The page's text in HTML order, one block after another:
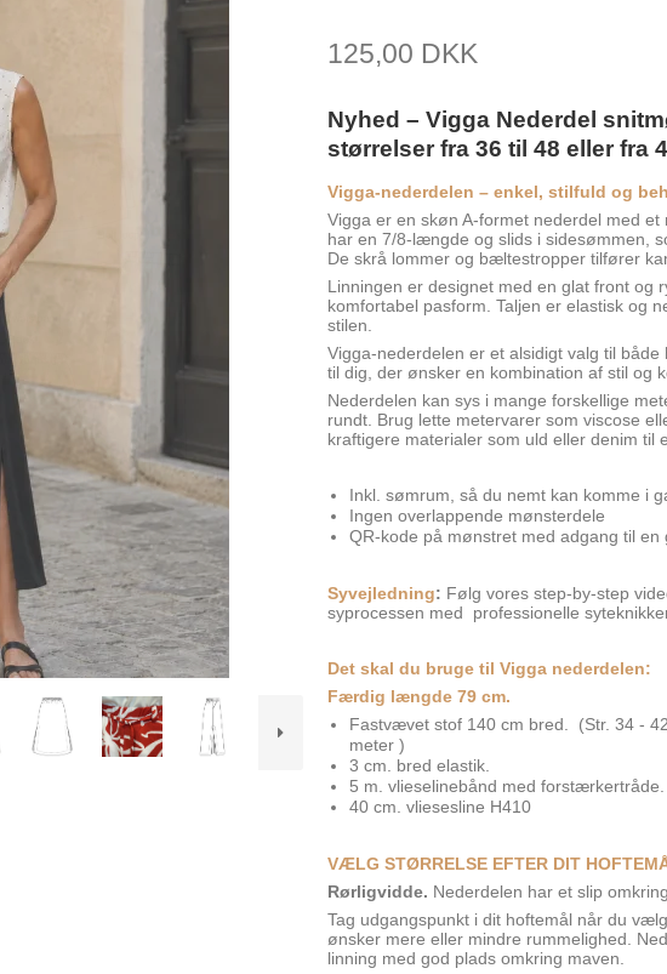
125,00 DKK
Nyhed – Vigga Nederdel
størrelser fra 36 til 48 eller fra
Vigga-nederdelen – enkel, stilfuld og
Vigga er en skøn A-formet nederdel med
har en 7/8-længde og slids i sidesømmen,
De skrå lommer og bæltestropper tilfører
Linningen er designet med en glat front og
komfortabel pasform. Taljen er elastisk og
stilen.
Vigga-nederdelen er et alsidigt valg til
til dig, der ønsker en kombination af stil og
Nederdelen kan sys i mange forskellige
rundt. Brug lette metervarer som viscose
kraftigere materialer som uld eller denim til
Inkl. sømrum, så du nemt kan komme i
Ingen overlappende mønsterdele
QR-kode på mønstret med adgang til
Syvejledning: Følg vores step-by-step
syprocessen med professionelle
Det skal du bruge til Vigga nederdelen:
Færdig længde 79 cm.
Fastvævet stof 140 cm bred. (Str. 34 -
meter )
3 cm. bred elastik.
5 m. vlieselinebånd med forstærkertråde.
40 cm. vliesesline H410
VÆLG STØRRELSE EFTER DIT
Rørligvidde. Nederdelen har et slip
Tag udgangspunkt i dit hoftemål når du
ønsker mere eller mindre rummelighed.
linning med god plads omkring maven.